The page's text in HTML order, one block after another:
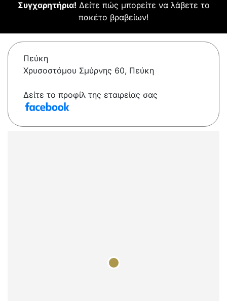
Συγχαρητήρια! Δείτε πώς μπορείτε να λάβετε το
πακέτο βραβείων!
Πεύκη
Χρυσοστόμου Σμύρνης 60, Πεύκη
Δείτε το προφίλ της εταιρείας σας